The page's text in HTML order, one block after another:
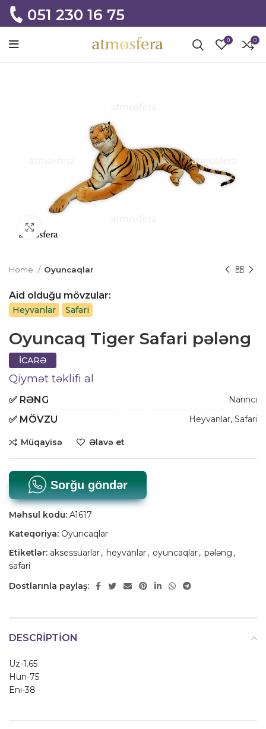
051 230 16 75
0 0
Home Oyuncaqlar
Aid olduğu mövzular:
Heyvanlar Safari
Oyuncaq Tiger Safari pələng
İCARƏ
Qiymət təklifi al
✅ RƏNG Narıncı
✅ MÖVZU Heyvanlar, Safari
Müqayisə Əlavə et
Sorğu göndər
Məhsul kodu: A1617
Kateqoriya: Oyuncaqlar
Etiketlər: aksessuarlar, heyvanlar, oyuncaqlar, pələng ,
safari
Dostlarınla paylaş:
DESCRIPTION
Uz-1.65
Hun-75
Eni-38